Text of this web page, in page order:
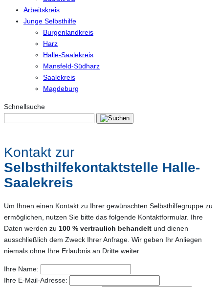
Arbeitskreis
Junge Selbsthilfe
Burgenlandkreis
Harz
Halle-Saalekreis
Mansfeld-Südharz
Saalekreis
Magdeburg
Schnellsuche
Kontakt zur
Selbsthilfekontaktstelle Halle-
Saalekreis
Um Ihnen einen Kontakt zu Ihrer gewünschten Selbsthilfegruppe zu
ermöglichen, nutzen Sie bitte das folgende Kontaktformular. Ihre
Daten werden zu 100 % vertraulich behandelt und dienen
ausschließlich dem Zweck Ihrer Anfrage. Wir geben Ihr Anliegen
niemals ohne Ihre Erlaubnis an Dritte weiter.
Ihre Name:
Ihre E-Mail-Adresse: